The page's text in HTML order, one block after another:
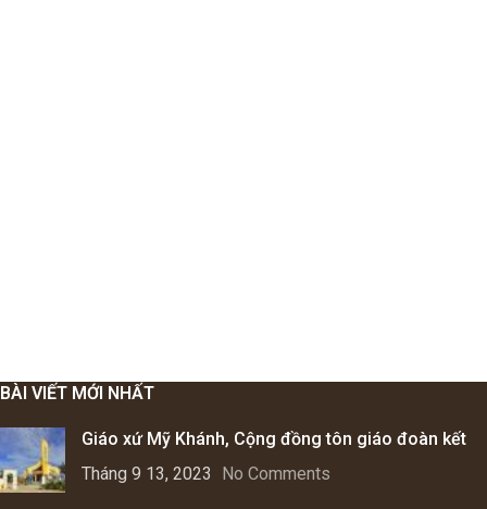
BÀI VIẾT MỚI NHẤT
Giáo xứ Mỹ Khánh, Cộng đồng tôn giáo đoàn kết
Tháng 9 13, 2023
No Comments